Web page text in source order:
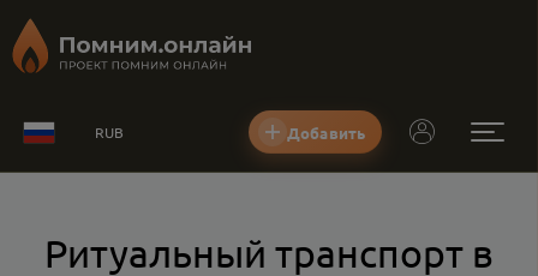
RUB Добавить
Ритуальный транспорт в